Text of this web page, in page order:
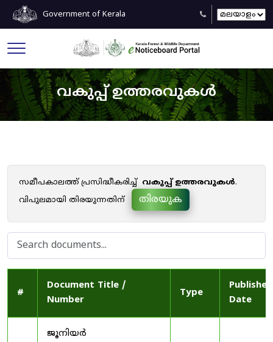
Government of Kerala
വകുപ്പ് ഉത്തരവുകൾ
സമീപകാലത്ത് പ്രസിദ്ധീകരിച്ച് വകുപ്പ് ഉത്തരവുകൾ.
വിപുലമായി തിരയുന്നതിന്
തിരയുക
#
Document Title /
Number
Type
Published
Date
ജൂനിയർ